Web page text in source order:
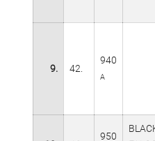
9. 42.
940
A
950